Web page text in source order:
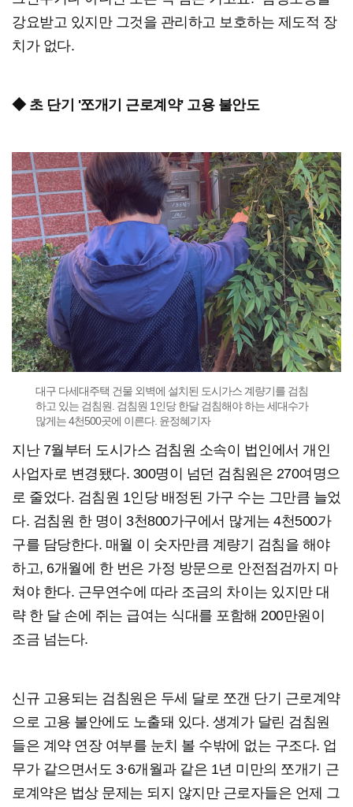
강요받고 있지만 그것을 관리하고 보호하는 제도적 장
치가 없다.
◆ 초 단기 '쪼개기 근로계약' 고용 불안도
대구 다세대주택 건물 외벽에 설치된 도시가스 계량기를 검침
하고 있는 검침원. 검침원 1인당 한달 검침해야 하는 세대수가
많게는 4천500곳에 이른다. 윤정혜기자
지난 7월부터 도시가스 검침원 소속이 법인에서 개인
사업자로 변경됐다. 300명이 넘던 검침원은 270여명으
로 줄었다. 검침원 1인당 배정된 가구 수는 그만큼 늘었
다. 검침원 한 명이 3천800가구에서 많게는 4천500가
구를 담당한다. 매월 이 숫자만큼 계량기 검침을 해야
하고, 6개월에 한 번은 가정 방문으로 안전점검까지 마
쳐야 한다. 근무연수에 따라 조금의 차이는 있지만 대
략 한 달 손에 쥐는 급여는 식대를 포함해 200만원이
조금 넘는다.
신규 고용되는 검침원은 두세 달로 쪼갠 단기 근로계약
으로 고용 불안에도 노출돼 있다. 생계가 달린 검침원
들은 계약 연장 여부를 눈치 볼 수밖에 없는 구조다. 업
무가 같으면서도 3·6개월과 같은 1년 미만의 쪼개기 근
로계약은 법상 문제는 되지 않지만 근로자들은 언제 그